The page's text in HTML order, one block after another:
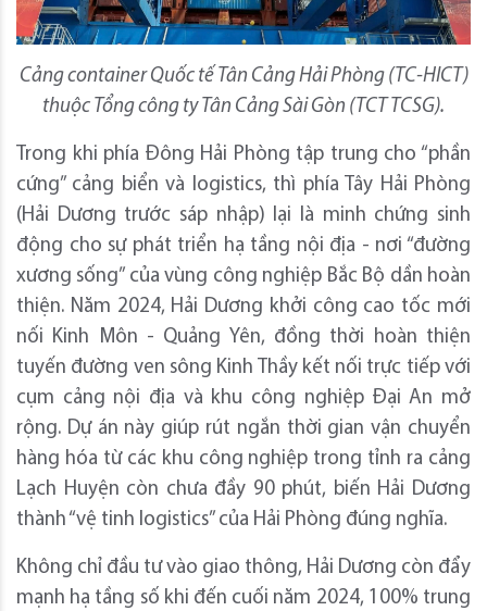
Cảng container Quốc tế Tân Cảng Hải Phòng (TC-HICT)
thuộc Tổng công ty Tân Cảng Sài Gòn (TCT TCSG).
Trong khi phía Đông Hải Phòng tập trung cho “phần
cứng” cảng biển và logistics, thì phía Tây Hải Phòng
(Hải Dương trước sáp nhập) lại là minh chứng sinh
động cho sự phát triển hạ tầng nội địa - nơi “đường
xương sống” của vùng công nghiệp Bắc Bộ dần hoàn
thiện. Năm 2024, Hải Dương khởi công cao tốc mới
nối Kinh Môn - Quảng Yên, đồng thời hoàn thiện
tuyến đường ven sông Kinh Thầy kết nối trực tiếp với
cụm cảng nội địa và khu công nghiệp Đại An mở
rộng. Dự án này giúp rút ngắn thời gian vận chuyển
hàng hóa từ các khu công nghiệp trong tỉnh ra cảng
Lạch Huyện còn chưa đầy 90 phút, biến Hải Dương
thành “vệ tinh logistics” của Hải Phòng đúng nghĩa.
Không chỉ đầu tư vào giao thông, Hải Dương còn đẩy
mạnh hạ tầng số khi đến cuối năm 2024, 100% trung